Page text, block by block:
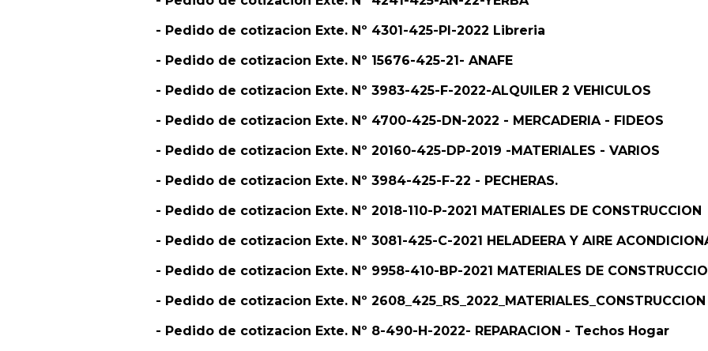
- Pedido de cotizacion Exte. Nº 4301-425-PI-2022 Libreria
- Pedido de cotizacion Exte. Nº 15676-425-21- ANAFE
- Pedido de cotizacion Exte. Nº 3983-425-F-2022-ALQUILER 2 VEHICULOS
- Pedido de cotizacion Exte. Nº 4700-425-DN-2022 - MERCADERIA - FIDEOS
- Pedido de cotizacion Exte. Nº 20160-425-DP-2019 -MATERIALES - VARIOS
- Pedido de cotizacion Exte. Nº 3984-425-F-22 - PECHERAS.
- Pedido de cotizacion Exte. Nº 2018-110-P-2021 MATERIALES DE CONSTRUCCION
- Pedido de cotizacion Exte. Nº 3081-425-C-2021 HELADEERA Y AIRE
- Pedido de cotizacion Exte. Nº 9958-410-BP-2021 MATERIALES DE
- Pedido de cotizacion Exte. Nº 2608_425_RS_2022_MATERIALES_CONSTRUCCION
- Pedido de cotizacion Exte. Nº 8-490-H-2022- REPARACION - Techos Hogar